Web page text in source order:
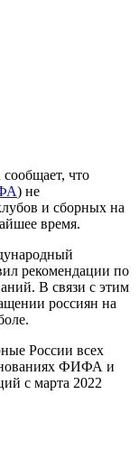
что
) не
и сборных на
время.
рекомендации по
В связи с этим
россиян на
России всех
ФИФА и
с марта 2022